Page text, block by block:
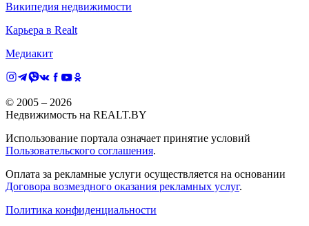
Википедия недвижимости
Карьера в Realt
Медиакит
© 2005 – 2026
Недвижимость на REALT.BY
Использование портала означает принятие условий
Пользовательского соглашения.
Оплата за рекламные услуги осуществляется на основании
Договора возмездного оказания рекламных услуг.
Политика конфиденциальности